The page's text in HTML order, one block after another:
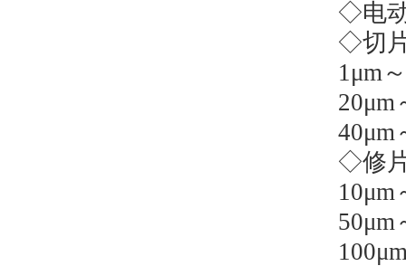
◇电
◇切
1μm～
20μm
40μm
◇修
10μm
50μm
100μ